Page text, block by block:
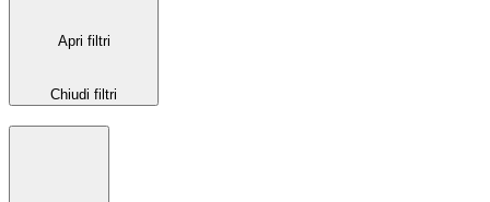
Apri filtri
Chiudi filtri